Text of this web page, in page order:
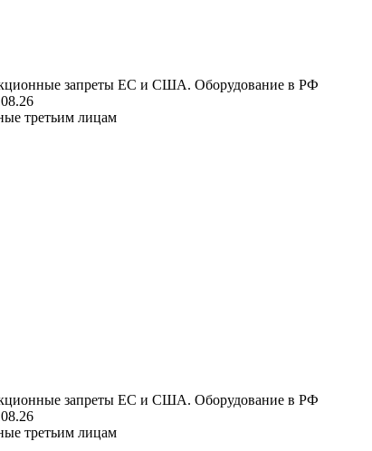
запреты ЕС и США. Оборудование в РФ
третьим лицам
запреты ЕС и США. Оборудование в РФ
третьим лицам